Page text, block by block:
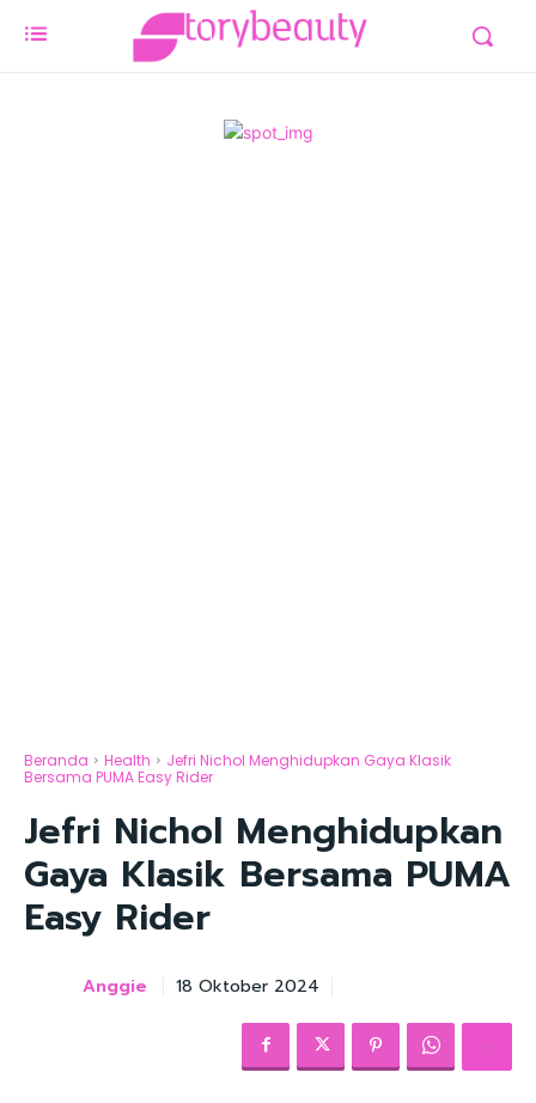
Beranda Health
Jefri Nichol Menghidupkan Gaya Klasik
Bersama PUMA Easy Rider
Jefri Nichol Menghidupkan
Gaya Klasik Bersama PUMA
Easy Rider
Anggie 18 Oktober 2024